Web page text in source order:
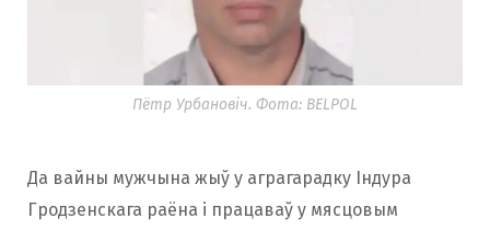
Пётр Урбановіч. Фота: BELPOL
Да вайны мужчына жыў у аграгарадку Індура
Гродзенскага раёна і працаваў у мясцовым